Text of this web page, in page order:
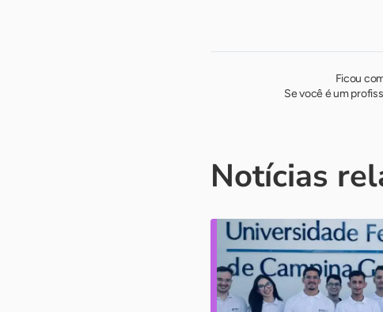
Ficou
Se você é um
Notícias